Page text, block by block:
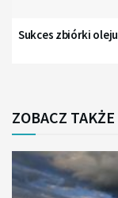
Sukces zbiórki
ZOBACZ TAKŻE